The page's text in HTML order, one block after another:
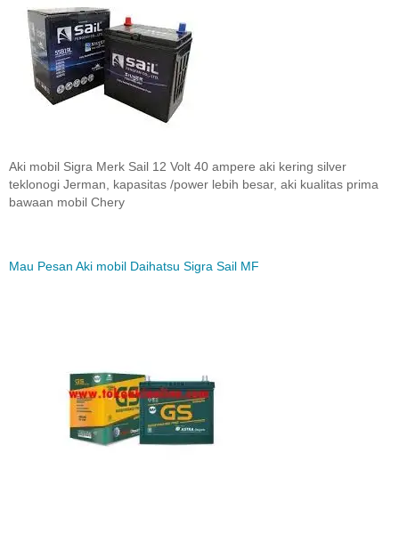
Aki mobil Sigra Merk Sail 12 Volt 40 ampere aki kering silver
teklonogi Jerman, kapasitas /power lebih besar, aki kualitas prima
bawaan mobil Chery
Mau Pesan Aki mobil Daihatsu Sigra Sail MF